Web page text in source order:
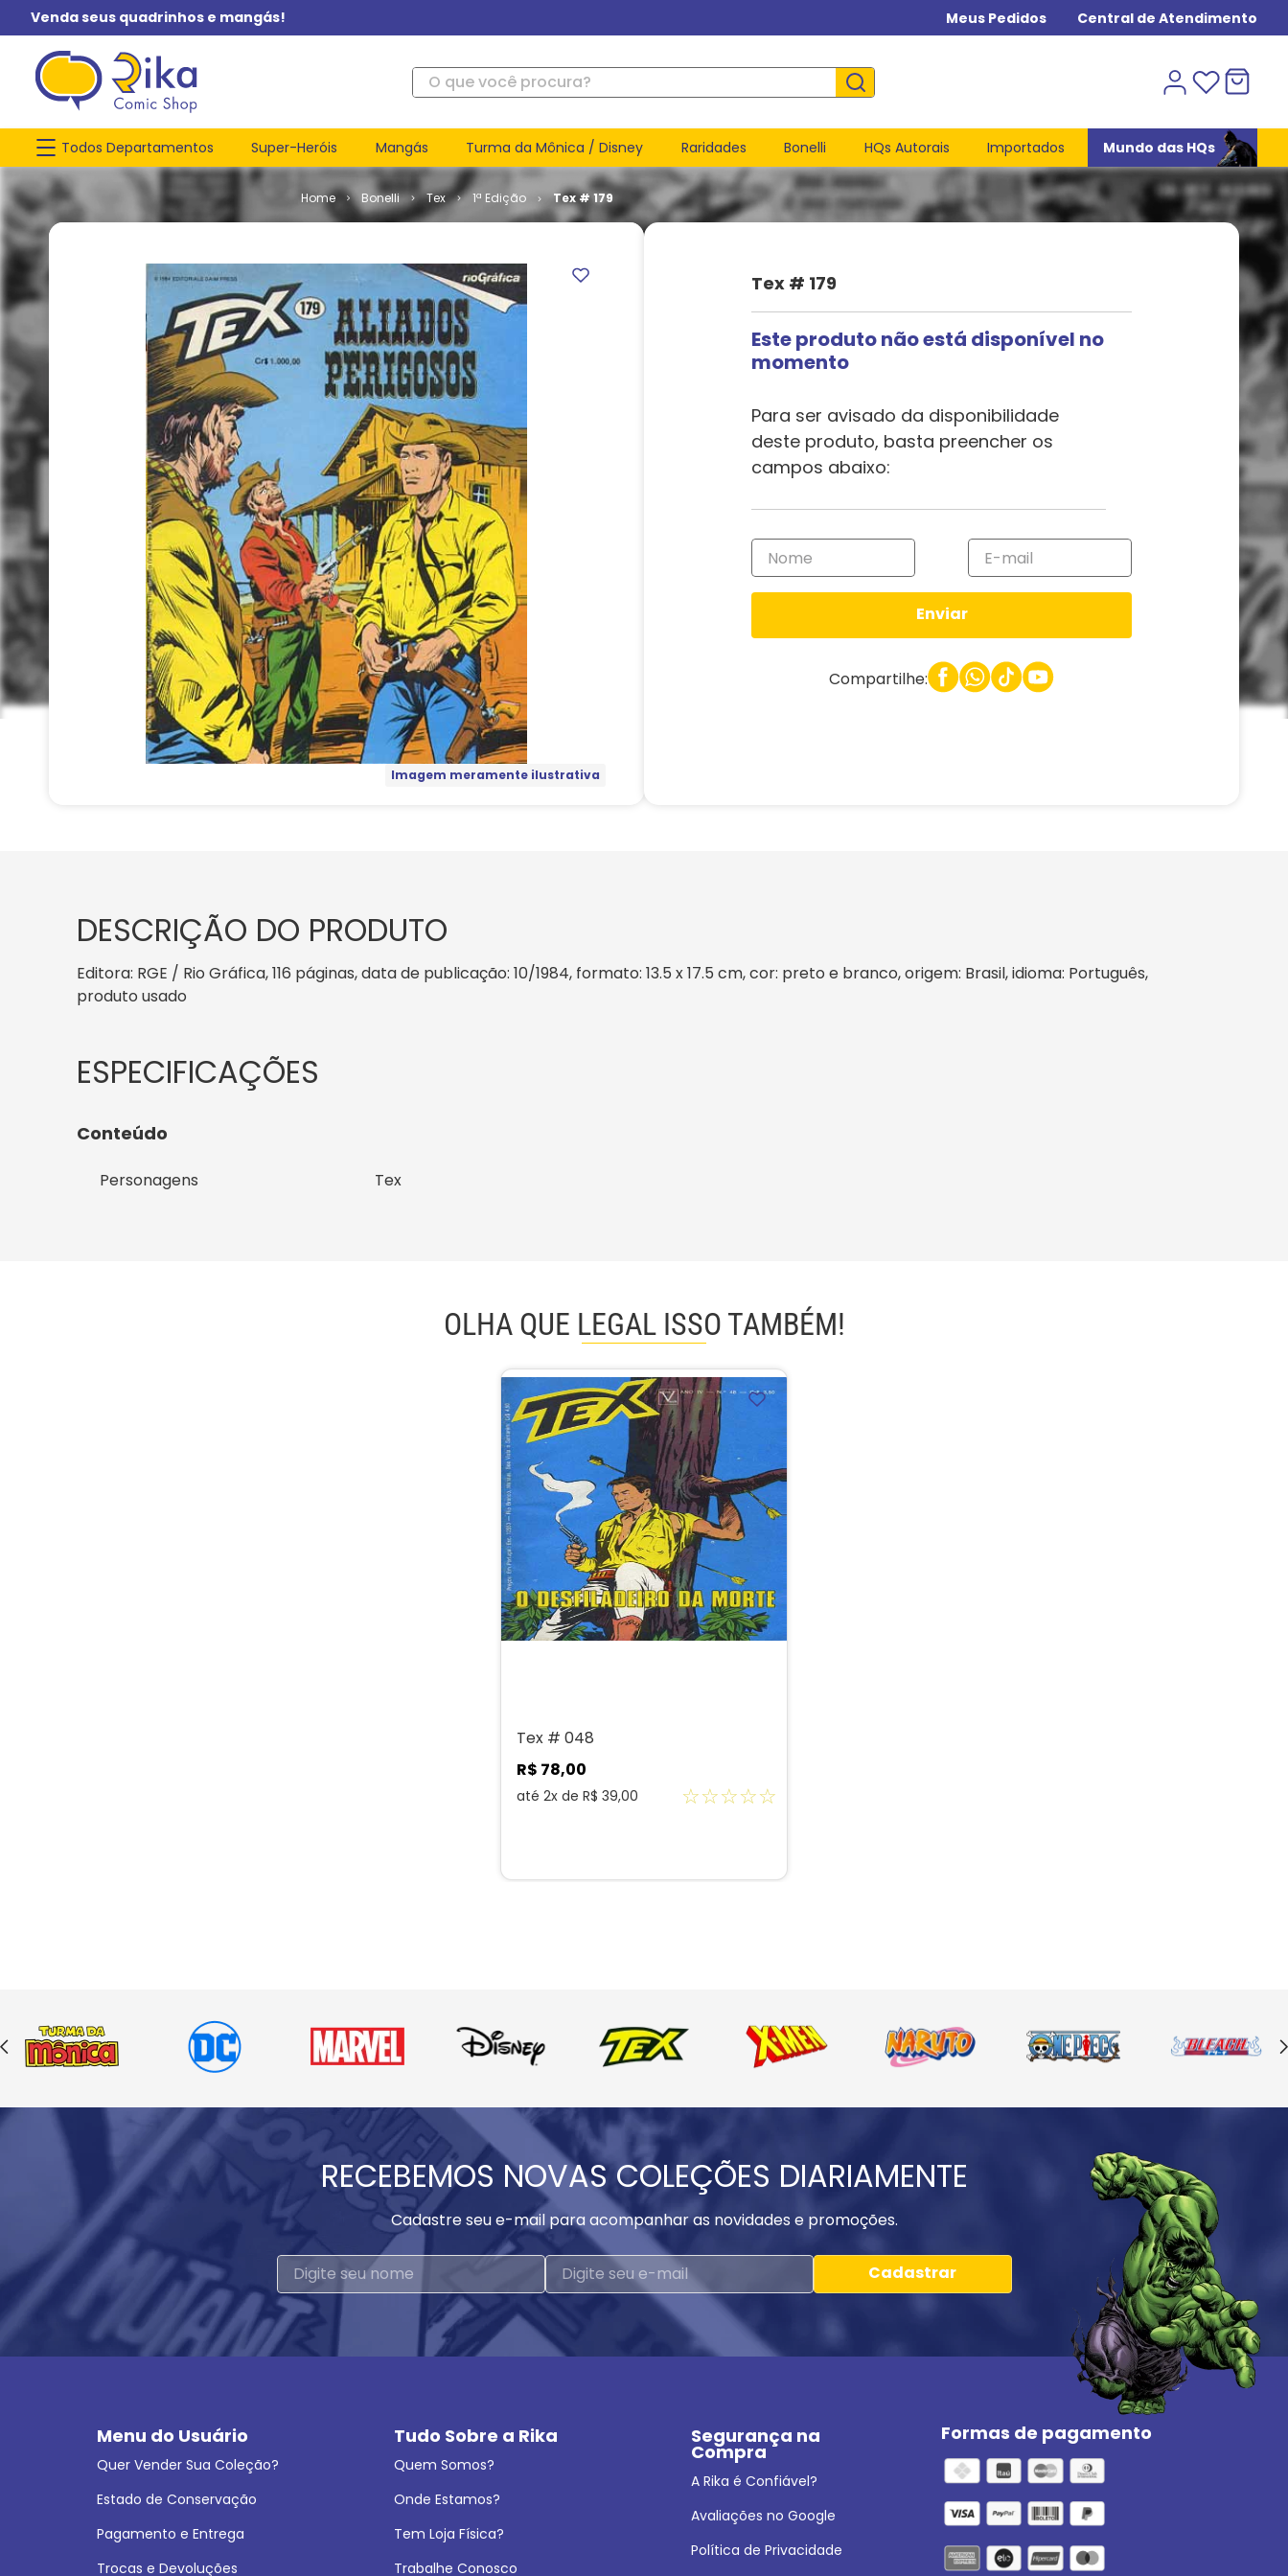
Venda seus quadrinhos e mangás! Meus Pedidos Central de Atendimento
O que você procura?
Todos Departamentos Super-Heróis Mangás Turma da Mônica / Disney Raridades Bonelli HQs Autorais Importados Mundo das HQs
Bonelli Tex 1ª Edição Tex # 179
Imagem meramente ilustrativa
Tex # 179
Este produto não está disponível no
momento
Para ser avisado da disponibilidade
deste produto, basta preencher os
campos abaixo:
Enviar
Compartilhe:
DESCRIÇÃO DO PRODUTO
Editora: RGE / Rio Gráfica, 116 páginas, data de publicação: 10/1984, formato: 13.5 x 17.5 cm, cor: preto e branco, origem: Brasil, idioma: Português,
produto usado
Conteúdo
Personagens Tex
OLHA QUE LEGAL ISSO TAMBÉM!
Tex # 048
R$ 78,00
até 2x de R$ 39,00 ☆☆☆☆☆
RECEBEMOS NOVAS COLEÇÕES DIARIAMENTE
Cadastre seu e-mail para acompanhar as novidades e promoções.
Cadastrar
Menu do Usuário
Quer Vender Sua Coleção?
Estado de Conservação
Pagamento e Entrega
Trocas e Devoluções
Tudo Sobre a Rika
Quem Somos?
Onde Estamos?
Tem Loja Física?
Trabalhe Conosco
Segurança na
Compra
A Rika é Confiável?
Avaliações no Google
Política de Privacidade
Formas de pagamento